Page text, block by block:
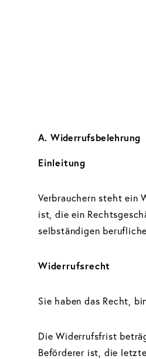
A. Widerrufsbelehrung
Einleitung
Verbrauchern steht ein
ist, die ein
selbständigen
Widerrufsrecht
Sie haben das Recht,
Die Widerrufsfrist
Beförderer ist, die